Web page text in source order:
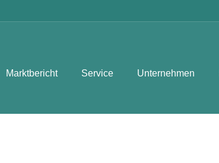
Marktbericht Service Unternehmen